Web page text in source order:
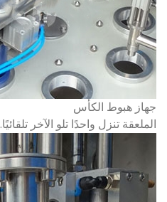
جهاز هبوط الكأس
الملعقة تنزل واحدًا تلو الآخر تلقائيًا.